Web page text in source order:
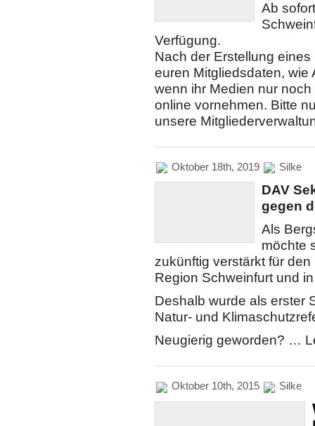
Ab
Verfügung.
Nach der Erstellung
euren Mitgliedsdaten,
wenn ihr Medien nur
online vornehmen. Bitte
unsere
Oktober 18th, 2019 Silke
DAV
gegen
Als
möchte
zukünftig verstärkt für
Region Schweinfurt und
Deshalb wurde als erster
Natur- und
Neugierig geworden? …
Oktober 10th, 2015 Silke